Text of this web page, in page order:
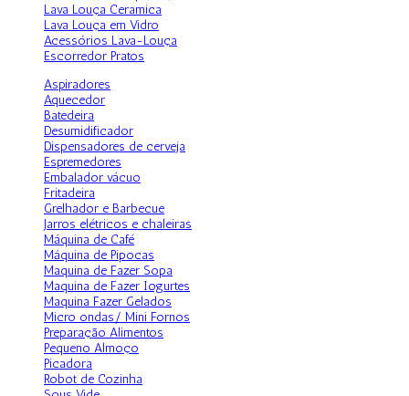
Lava Louça Ceramica
Lava Louça em Vidro
Acessórios Lava-Louça
Escorredor Pratos
Aspiradores
Aquecedor
Batedeira
Desumidificador
Dispensadores de cerveja
Espremedores
Embalador vácuo
Fritadeira
Grelhador e Barbecue
Jarros elétricos e chaleiras
Máquina de Café
Máquina de Pipocas
Maquina de Fazer Sopa
Maquina de Fazer Iogurtes
Maquina Fazer Gelados
Micro ondas/ Mini Fornos
Preparação Alimentos
Pequeno Almoço
Picadora
Robot de Cozinha